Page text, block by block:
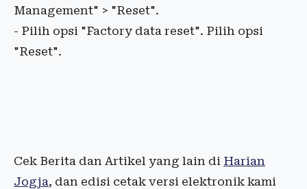
Management" > "Reset".
- Pilih opsi "Factory data reset". Pilih opsi
"Reset".
Cek Berita dan Artikel yang lain di Harian
Jogja, dan edisi cetak versi elektronik kami